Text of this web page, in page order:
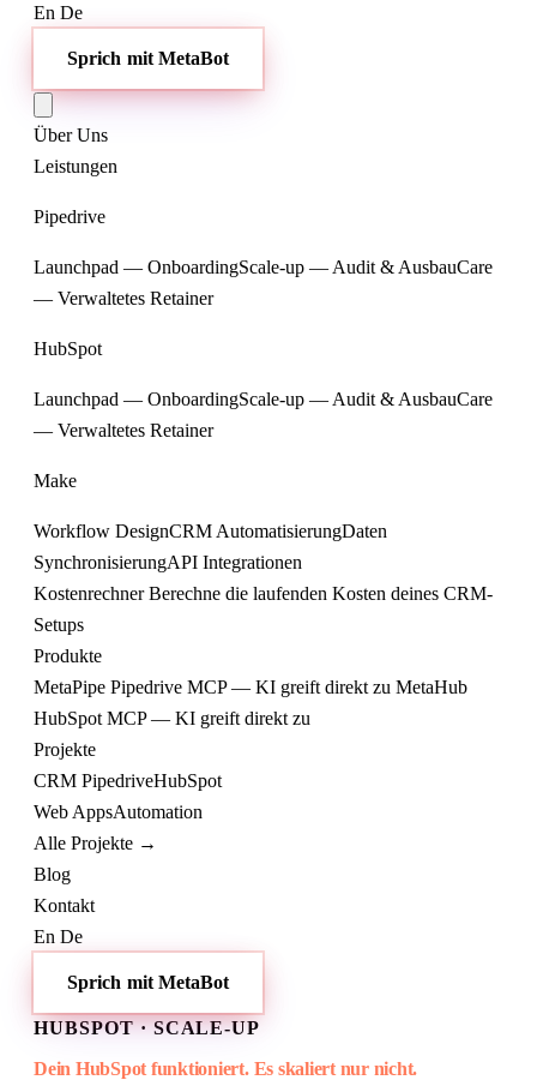
En De
Sprich mit MetaBot
Über Uns
Leistungen
Pipedrive
Launchpad — OnboardingScale-up — Audit & AusbauCare
— Verwaltetes Retainer
HubSpot
Launchpad — OnboardingScale-up — Audit & AusbauCare
— Verwaltetes Retainer
Make
Workflow DesignCRM AutomatisierungDaten
SynchronisierungAPI Integrationen
KostenrechnerBerechne die laufenden Kosten deines CRM-
Setups
Produkte
MetaPipe Pipedrive MCP — KI greift direkt zu MetaHub
HubSpot MCP — KI greift direkt zu
Projekte
CRM PipedriveHubSpot
Web AppsAutomation
Alle Projekte →
Blog
Kontakt
En De
Sprich mit MetaBot
HUBSPOT · SCALE-UP
Dein HubSpot funktioniert. Es skaliert nur nicht.